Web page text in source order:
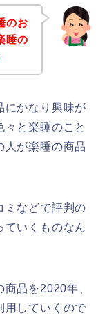
のお
睡の
にかなり興味が
と楽睡のこと
人が楽睡の商品
ミなどで評判の
ていくものなん
品を2020年、
用していくので